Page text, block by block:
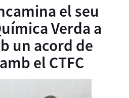
el seu
Verda a
un acord de
el CTFC